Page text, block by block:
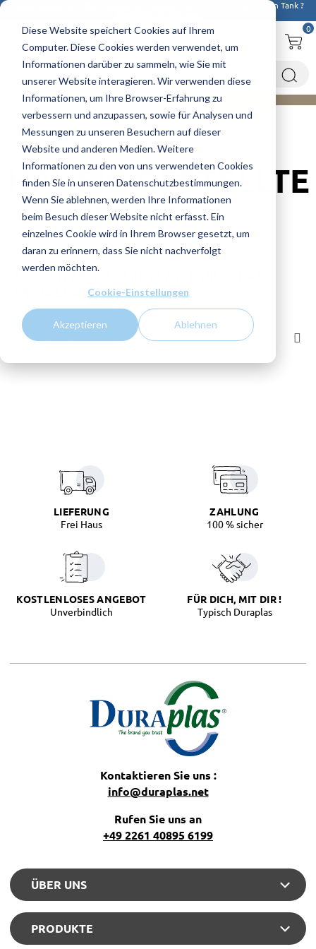
Diese Website speichert Cookies auf Ihrem
Computer. Diese Cookies werden verwendet, um
Informationen darüber zu sammeln, wie Sie mit
unserer Website interagieren. Wir verwenden diese
Informationen, um Ihre Browser-Erfahrung zu
verbessern und anzupassen, sowie für Analysen und
Messungen zu unseren Besuchern auf dieser
Website und anderen Medien. Weitere
Informationen zu den von uns verwendeten Cookies
finden Sie in unseren Datenschutzbestimmungen.
Wenn Sie ablehnen, werden Ihre Informationen
beim Besuch dieser Website nicht erfasst. Ein
einzelnes Cookie wird in Ihrem Browser gesetzt, um
daran zu erinnern, dass Sie nicht nachverfolgt
werden möchten.
Cookie-Einstellungen
Akzeptieren Ablehnen
! Sie benötigen einen Tank ?
0
Startseite FAQs 5000 liter wassertank Duraplas Installation
HÄUFIG GESTELLTE
FRAGEN
5000 LITER WASSERTANK DURAPLAS
INSTALLATION
Wie wird der Wassertank 5000 Liter
installiert?
LIEFERUNG
Frei Haus
ZAHLUNG
100 % sicher
KOSTLENLOSES ANGEBOT
Unverbindlich
FÜR DICH, MIT DIR !
Typisch Duraplas
Kontaktieren Sie uns :
info@duraplas.net
Rufen Sie uns an
+49 2261 40895 6199
ÜBER UNS
PRODUKTE